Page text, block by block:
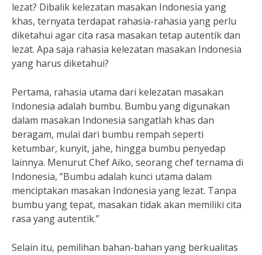
lezat? Dibalik kelezatan masakan Indonesia yang
khas, ternyata terdapat rahasia-rahasia yang perlu
diketahui agar cita rasa masakan tetap autentik dan
lezat. Apa saja rahasia kelezatan masakan Indonesia
yang harus diketahui?
Pertama, rahasia utama dari kelezatan masakan
Indonesia adalah bumbu. Bumbu yang digunakan
dalam masakan Indonesia sangatlah khas dan
beragam, mulai dari bumbu rempah seperti
ketumbar, kunyit, jahe, hingga bumbu penyedap
lainnya. Menurut Chef Aiko, seorang chef ternama di
Indonesia, “Bumbu adalah kunci utama dalam
menciptakan masakan Indonesia yang lezat. Tanpa
bumbu yang tepat, masakan tidak akan memiliki cita
rasa yang autentik.”
Selain itu, pemilihan bahan-bahan yang berkualitas